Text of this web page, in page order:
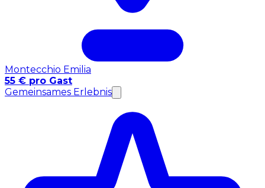
Montecchio Emilia
55 € pro Gast
Gemeinsames Erlebnis